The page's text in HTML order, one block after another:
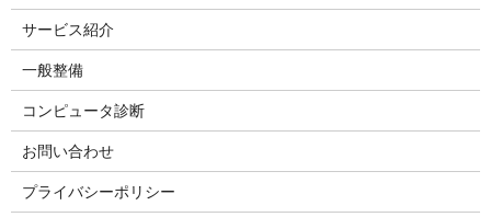
サービス紹介
一般整備
コンピュータ診断
お問い合わせ
プライバシーポリシー